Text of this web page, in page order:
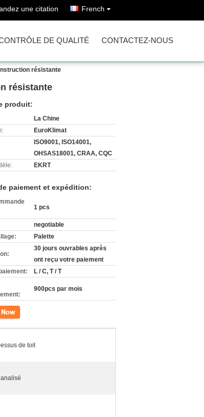
une citation French
DE QUALITÉ CONTACTEZ-NOUS
résistante
résistante
produit:
La Chine
EuroKlimat
ISO9001, ISO14001,
OHSAS18001, CRAA, CQC
EKRT
paiement et expédition:
1 pcs
negotiable
Palette
30 jours ouvrables après
ont reçu votre paiement
L / C, T / T
900pcs par mois
de toit